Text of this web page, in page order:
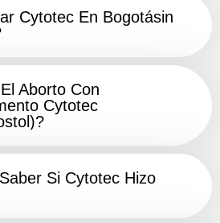
Cytotec En Bogotásin
Aborto Con
Cytotec
Si Cytotec Hizo